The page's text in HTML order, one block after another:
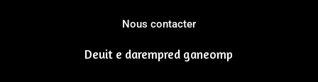
Nous contacter
Deuit e darempred ganeomp